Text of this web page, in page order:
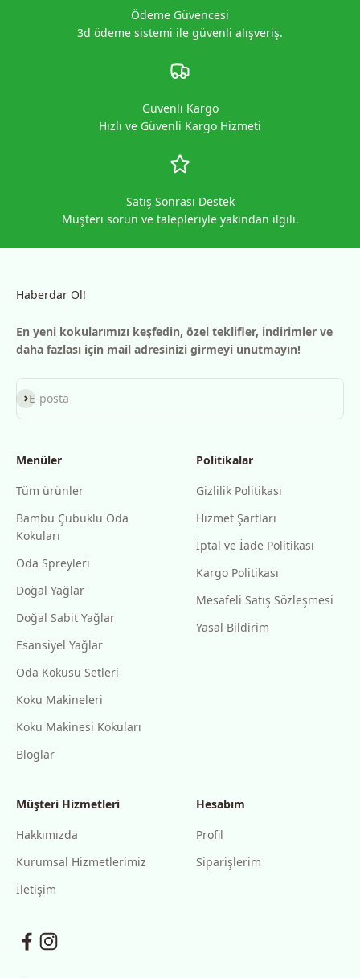
Ödeme Güvencesi
3d ödeme sistemi ile güvenli alışveriş.
Güvenli Kargo
Hızlı ve Güvenli Kargo Hizmeti
Satış Sonrası Destek
Müşteri sorun ve talepleriyle yakından ilgili.
Haberdar Ol!
En yeni kokularımızı keşfedin, özel teklifler, indirimler ve
daha fazlası için mail adresinizi girmeyi unutmayın!
E-posta
Abone ol
Menüler
Tüm ürünler
Bambu Çubuklu Oda
Kokuları
Oda Spreyleri
Doğal Yağlar
Doğal Sabit Yağlar
Esansiyel Yağlar
Oda Kokusu Setleri
Koku Makineleri
Koku Makinesi Kokuları
Bloglar
Politikalar
Gizlilik Politikası
Hizmet Şartları
İptal ve İade Politikası
Kargo Politikası
Mesafeli Satış Sözleşmesi
Yasal Bildirim
Müşteri Hizmetleri
Hakkımızda
Kurumsal Hizmetlerimiz
İletişim
Hesabım
Profil
Siparişlerim